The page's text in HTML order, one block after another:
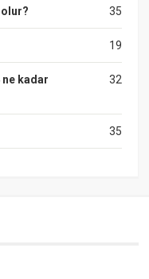
35
19
32
ne kadar
35